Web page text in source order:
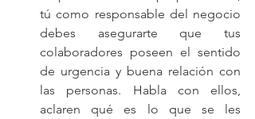
tú como responsable del negocio
debes asegurarte que tus
colaboradores poseen el sentido
de urgencia y buena relación con
las personas. Habla con ellos,
aclaren qué es lo que se les